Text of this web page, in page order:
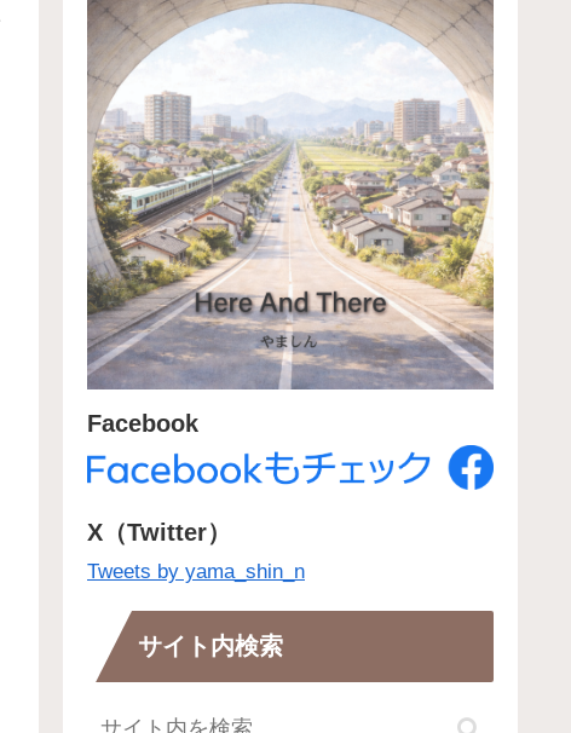
Facebook
X（Twitter）
Tweets by yama_shin_n
サイト内検索